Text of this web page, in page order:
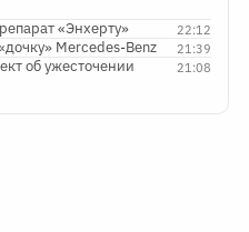
22:12
«Энхерту»
21:39
Mercedes-Benz
21:08
об ужесточении